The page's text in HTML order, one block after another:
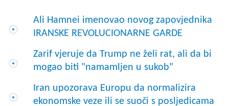
Ali Hamnei imenovao novog zapovjednika
IRANSKE REVOLUCIONARNE GARDE
Zarif vjeruje da Trump ne želi rat, ali da bi
mogao biti "namamljen u sukob"
Iran upozorava Europu da normalizira
ekonomske veze ili se suoči s posljedicama